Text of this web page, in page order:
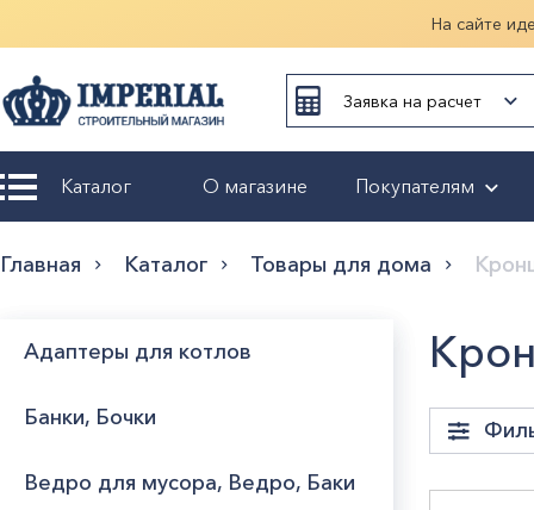
На сайте
Заявка на расчет
Каталог О магазине Покупателям
обмен
Гарантия
доставка
Главная Каталог Товары для дома
Адаптеры для котлов
Банки, Бочки
Ведро для мусора, Ведро, Баки